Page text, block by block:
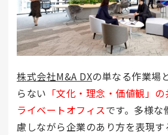
株式会社M&A DXの単なる作業場
らない 「文化・理念・価値観」
ライベートオフィスです。多様
慮しながら企業のあり方を表現